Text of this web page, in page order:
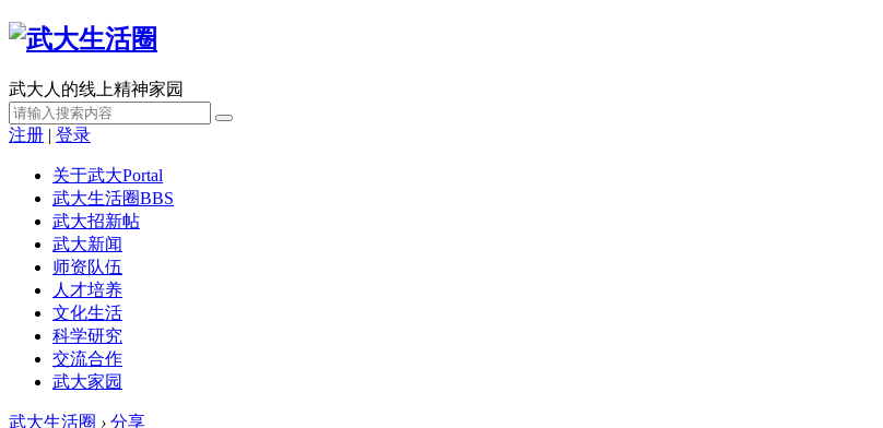
武大人的线上精神家园
注册 | 登录
关于武大Portal
武大生活圈BBS
武大招新帖
武大新闻
师资队伍
人才培养
文化生活
科学研究
交流合作
武大家园
武大生活圈 › 分享